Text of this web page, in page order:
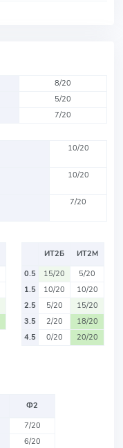
8/20
5/20
7/20
10/20
10/20
7/20
ИТ2Б
ИТ2М
0.5
15/20
5/20
1.5
10/20
10/20
2.5
5/20
15/20
3.5
2/20
18/20
4.5
0/20 20/20
Ф2
7/20
6/20